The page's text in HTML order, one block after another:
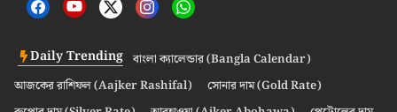
Daily Trending বাংলা ক্যালেন্ডার (Bangla Calendar)
আজকের রাশিফল (Aajker Rashifal)
সোনার দাম (Gold Rate)